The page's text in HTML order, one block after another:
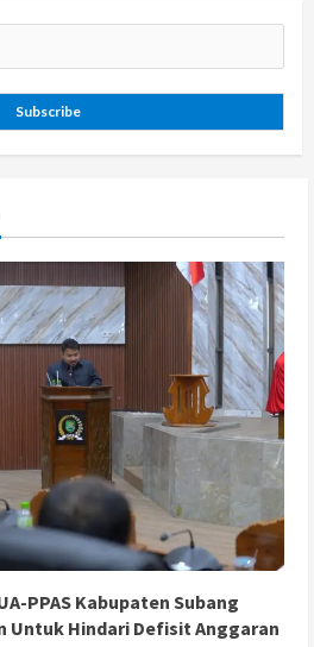
Subscribe
PPAS Kabupaten Subang
Untuk Hindari Defisit Anggaran